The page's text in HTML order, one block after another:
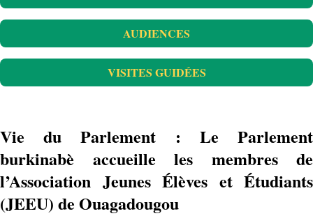
AUDIENCES
VISITES GUIDÉES
Vie du Parlement : Le Parlement
burkinabè accueille les membres de
l’Association Jeunes Élèves et Étudiants
(JEEU) de Ouagadougou